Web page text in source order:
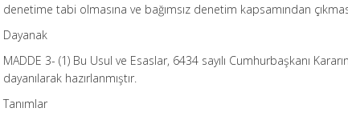
denetime tabi olmasına ve bağımsız denetim kapsamından
Dayanak
MADDE 3- (1) Bu Usul ve Esaslar, 6434 sayılı Cumhurbaşkanı
dayanılarak hazırlanmıştır.
Tanımlar